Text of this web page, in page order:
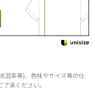
混率等)、色味やサイズ等の仕
承ください。